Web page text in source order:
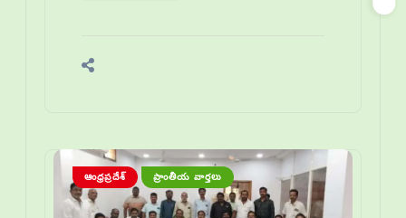
ఆంధ్రప్రదేశ్ ప్రాంతీయ వార్తలు